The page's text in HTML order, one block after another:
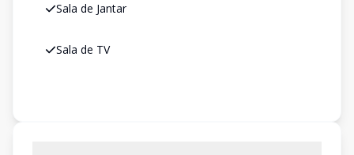
Sala de Jantar
Sala de TV